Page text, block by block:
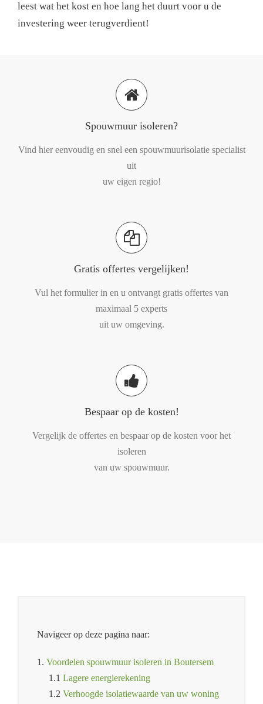
leest wat het kost en hoe lang het duurt voor u de
investering weer terugverdient!
Spouwmuur isoleren?
Vind hier eenvoudig en snel een spouwmuurisolatie specialist
uit
uw eigen regio!
Gratis offertes vergelijken!
Vul het formulier in en u ontvangt gratis offertes van
maximaal 5 experts
uit uw omgeving.
Bespaar op de kosten!
Vergelijk de offertes en bespaar op de kosten voor het
isoleren
van uw spouwmuur.
Navigeer op deze pagina naar:
1. Voordelen spouwmuur isoleren in Boutersem
1.1 Lagere energierekening
1.2 Verhoogde isolatiewaarde van uw woning